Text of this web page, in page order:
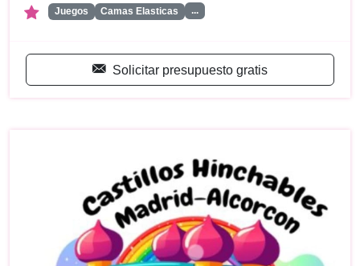
Juegos Camas Elasticas ...
Solicitar presupuesto gratis